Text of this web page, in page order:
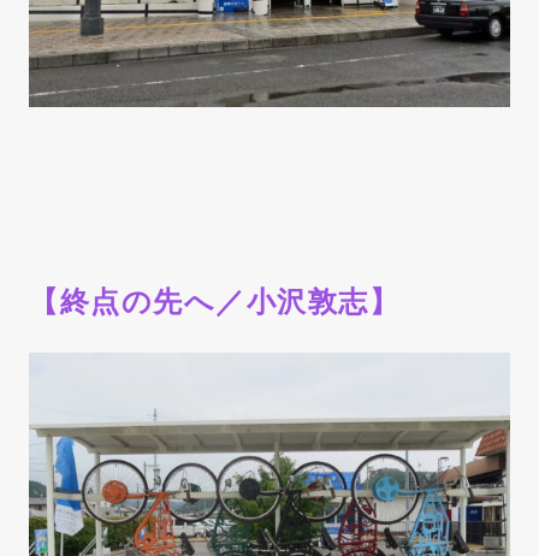
【終点の先へ／小沢敦志】